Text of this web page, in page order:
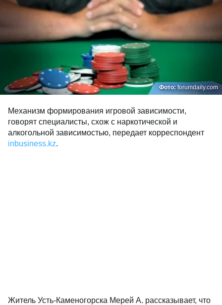
Фото:forumdaily.com
Механизм формирования игровой зависимости,
говорят специалисты, схож с наркотической и
алкогольной зависимостью, передает корреспондент
inbusiness.kz.
Житель Усть-Каменогорска Мерей А. рассказывает, что